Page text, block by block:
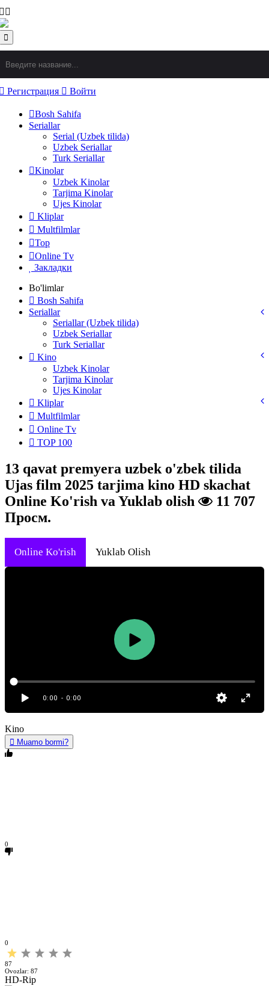
Регистрация Войти
Bosh Sahifa
Seriallar
Serial (Uzbek tilida)
Uzbek Seriallar
Turk Seriallar
Kinolar
Uzbek Kinolar
Tarjima Kinolar
Ujes Kinolar
Kliplar
Multfilmlar
Top
Online Tv
Закладки
Bo'limlar
Bosh Sahifa
Seriallar
Seriallar (Uzbek tilida)
Uzbek Seriallar
Turk Seriallar
Kino
Uzbek Kinolar
Tarjima Kinolar
Ujes Kinolar
Kliplar
Multfilmlar
Online Tv
TOP 100
13 qavat premyera uzbek o'zbek tilida
Ujas film 2025 tarjima kino HD skachat
Online Ko'rish va Yuklab olish
11 707
Просм.
Online Ko'rish Yuklab Olish
0:00 - 0:00
Kino
Muamo bormi?
0
0
87
Ovozlar: 87
HD-Rip